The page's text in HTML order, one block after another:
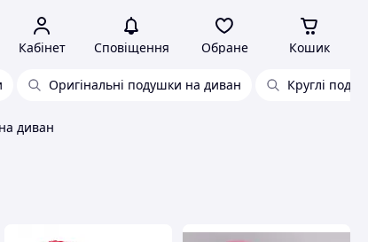
Кабінет Сповіщення Обране Кошик
Оригінальні подушки на диван Круглі
диван